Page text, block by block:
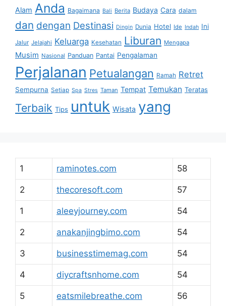
Alam Anda Bagaimana Bali Berita Budaya Cara dalam
dan dengan Destinasi Dingin Dunia Hotel Ide Indah Ini
Jalur Jelajahi Keluarga Kesehatan Liburan Mengapa
Musim Nasional Panduan Pantai Pengalaman
Perjalanan Petualangan Ramah Retret
Sempurna Setiap Spa Stres Taman Tempat Temukan Teratas
Terbaik Tips untuk Wisata yang
1 raminotes.com 58
2 thecoresoft.com 57
1 aleeyjourney.com 54
2 anakanjingbimo.com 54
3 businesstimemag.com 54
4 diycraftsnhome.com 54
5 eatsmilebreathe.com 56